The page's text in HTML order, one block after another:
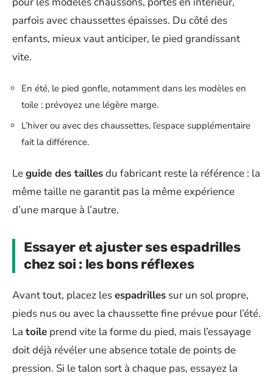
parfois avec chaussettes épaisses. Du côté des
enfants, mieux vaut anticiper, le pied grandissant
vite.
En été, le pied gonfle, notamment dans les modèles en
toile : prévoyez une légère marge.
L’hiver ou avec des chaussettes, l’espace supplémentaire
fait la différence.
Leguide des taillesdu fabricant reste la référence : la
même taille ne garantit pas la même expérience
d’une marque à l’autre.
Essayer et ajuster ses espadrilles
chez soi : les bons réflexes
Avant tout, placez lesespadrilles sur un sol propre,
pieds nus ou avec la chaussette fine prévue pour l’été.
La toile prend vite la forme du pied, mais l’essayage
doit déjà révéler une absence totale de points de
pression. Si le talon sort à chaque pas, essayez la